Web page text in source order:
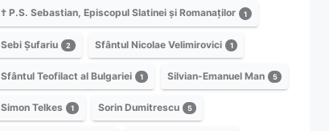
† P.S. Sebastian, Episcopul Slatinei și Romanaților 1
Sebi Șufariu 2 Sfântul Nicolae Velimirovici 1
Sfântul Teofilact al Bulgariei 1 Silvian-Emanuel Man 5
Simon Telkes 1 Sorin Dumitrescu 5